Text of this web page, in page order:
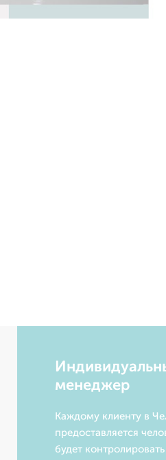
менеджер
Каждому клиенту в
предоставляется
будет